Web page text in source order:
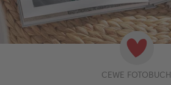
CEWE FOTOBUCH